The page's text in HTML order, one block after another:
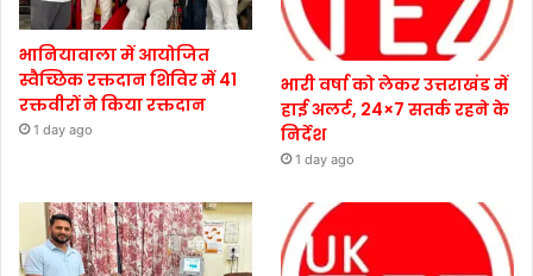
भानियावाला में आयोजित
स्वैच्छिक रक्तदान शिविर में 41
रक्तवीरों ने किया रक्तदान
1 day ago
भारी वर्षा को लेकर उत्तराखंड में
हाई अलर्ट, 24×7 सतर्क रहने के
निर्देश
1 day ago